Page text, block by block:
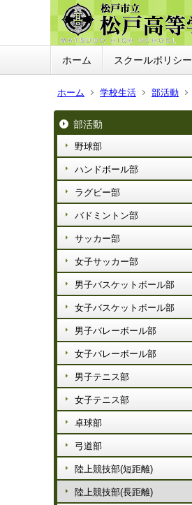
ホーム スクールポリシー
ホーム 学校生活 部活動
部活動
野球部
ハンドボール部
ラグビー部
バドミントン部
サッカー部
女子サッカー部
男子バスケットボール部
女子バスケットボール部
男子バレーボール部
女子バレーボール部
男子テニス部
女子テニス部
卓球部
弓道部
陸上競技部(短距離)
陸上競技部(長距離)